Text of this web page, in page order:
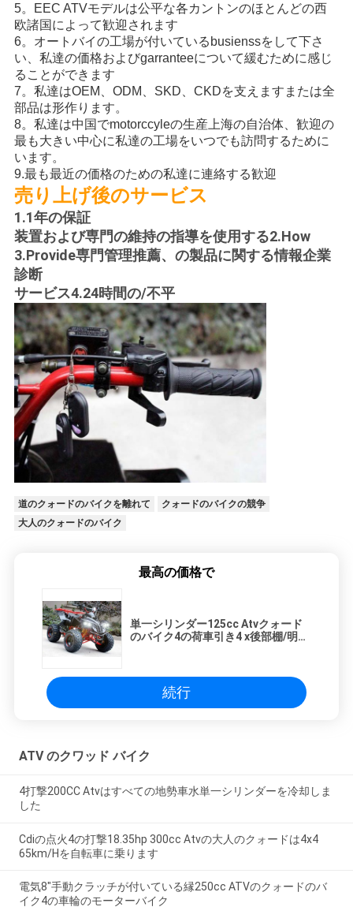
5。EEC ATVモデルは公平な各カントンのほとんどの西
欧諸国によって歓迎されます
6。オートバイの工場が付いているbusienssをして下さ
い、私達の価格およびgarranteeについて緩むために感じ
ることができます
7。私達はOEM、ODM、SKD、CKDを支えますまたは全
部品は形作ります。
8。私達は中国でmotorccyleの生産上海の自治体、歓迎の
最も大きい中心に私達の工場をいつでも訪問するために
います。
9.最も最近の価格のための私達に連絡する歓迎
売り上げ後のサービス
1.1年の保証
装置および専門の維持の指導を使用する2.How
3.Provide専門管理推薦、の製品に関する情報企業
診断
サービス4.24時間の/不平
道のクォードのバイクを離れて
クォードのバイクの競争
大人のクォードのバイク
最高の価格で
単一シリンダー125cc Atvクォード
のバイク4の荷車引き4 x後部棚/明る
続行
ATV のクワッド バイク
4打撃200CC Atvはすべての地勢車水単一シリンダーを冷却しま
した
Cdiの点火4の打撃18.35hp 300cc Atvの大人のクォードは4x4
65km/Hを自転車に乗ります
電気8"手動クラッチが付いている縁250cc ATVのクォードのバ
イク4の車輪のモーターバイク